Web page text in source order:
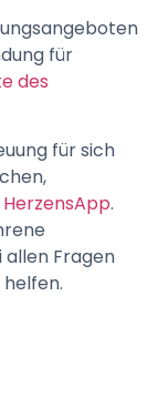
für
des
für sich
HerzensApp.
Fragen